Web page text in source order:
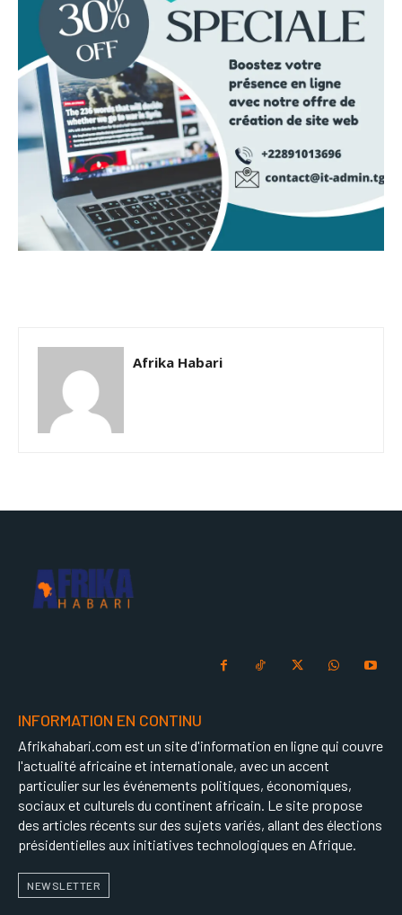
Afrika Habari
INFORMATION EN CONTINU
Afrikahabari.com est un site d'information en ligne qui couvre
l'actualité africaine et internationale, avec un accent
particulier sur les événements politiques, économiques,
sociaux et culturels du continent africain. Le site propose
des articles récents sur des sujets variés, allant des élections
présidentielles aux initiatives technologiques en Afrique.
NEWSLETTER